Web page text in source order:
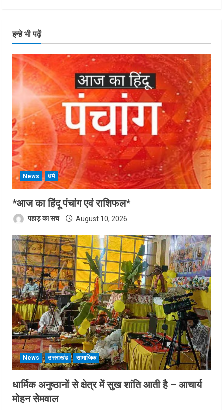
इन्हे भी पढ़ें
News धर्म
*आज का हिंदू पंचांग एवं राशिफल*
पहाड़ का सच August 10, 2026
News उत्तराखंड सामाजिक
धार्मिक अनुष्ठानों से क्षेत्र में सुख शांति आती है – आचार्य
मोहन सेमवाल